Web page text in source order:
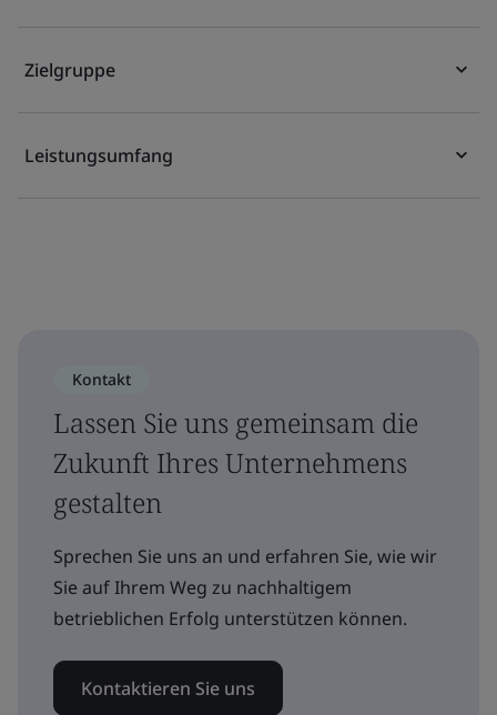
Zielgruppe
Leistungsumfang
Kontakt
Lassen Sie uns gemeinsam die
Zukunft Ihres Unternehmens
gestalten
Sprechen Sie uns an und erfahren Sie, wie wir
Sie auf Ihrem Weg zu nachhaltigem
betrieblichen Erfolg unterstützen können.
Kontaktieren Sie uns